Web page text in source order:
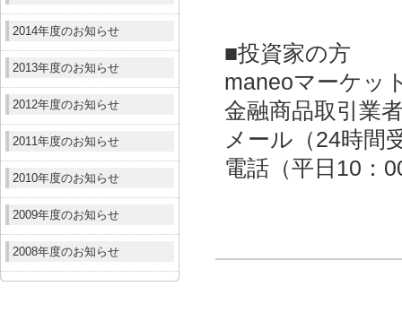
2014年度のお知らせ
2013年度のお知らせ
2012年度のお知らせ
2011年度のお知らせ
2010年度のお知らせ
2009年度のお知らせ
2008年度のお知らせ
■投資家の方
maneoマーケッ
金融商品取引業
メール（24時間
電話（平日10：